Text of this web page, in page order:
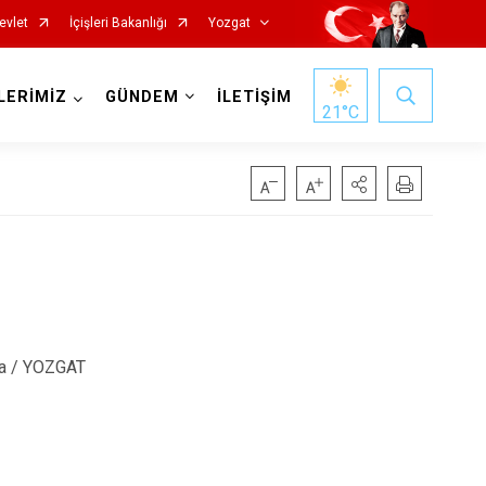
İçişleri Bakanlığı Yozgat
GÜNDEM İLETİŞİM
21°C
/ YOZGAT